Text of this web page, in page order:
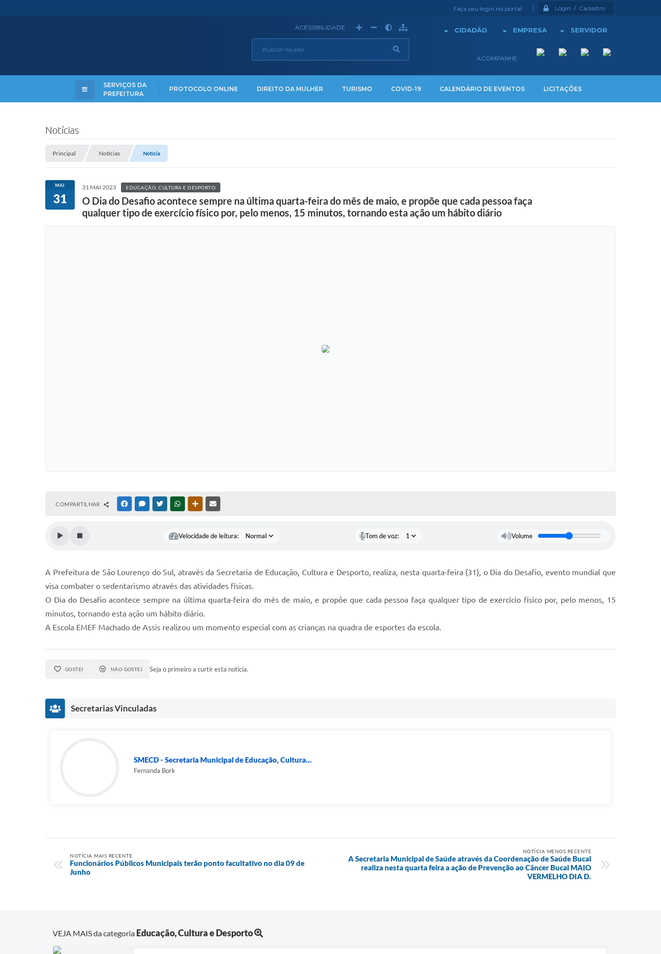
Faça seu login no portal Login / Cadastro
CIDADÃO EMPRESA SERVIDOR
ACOMPANHE
ACESSIBILIDADE
SERVIÇOS DA
PREFEITURA
PROTOCOLO ONLINE DIREITO DA MULHER TURISMO COVID-19 CALENDÁRIO DE EVENTOS LICITAÇÕES
Notícias
Principal Notícias Notícia
MAI
31
31 MAI 2023 EDUCAÇÃO, CULTURA E DESPORTO
O Dia do Desafio acontece sempre na última quarta-feira do mês de maio, e propõe que cada pessoa faça
qualquer tipo de exercício físico por, pelo menos, 15 minutos, tornando esta ação um hábito diário
COMPARTILHAR FACEBOOKMESSENGER
TWITTERWHATSAPPOUTRAS MÍDIAS
Velocidade de leitura: Tom de voz: Volume
A Prefeitura de São Lourenço do Sul, através da Secretaria de Educação, Cultura e Desporto, realiza, nesta quarta-feira (31), o Dia do Desafio, evento mundial que
visa combater o sedentarismo através das atividades físicas.
O Dia do Desafio acontece sempre na última quarta-feira do mês de maio, e propõe que cada pessoa faça qualquer tipo de exercício físico por, pelo menos, 15
minutos, tornando esta ação um hábito diário.
A Escola EMEF Machado de Assis realizou um momento especial com as crianças na quadra de esportes da escola.
GOSTEI NÃO GOSTEI Seja o primeiro a curtir esta notícia.
Secretarias Vinculadas
SMECD - Secretaria Municipal de Educação, Cultura...
Fernanda Bork
NOTÍCIA MAIS RECENTE
​​Funcionários Públicos Municipais terão ponto facultativo no dia 09 de
Junho
NOTÍCIA MENOS RECENTE
A Secretaria Municipal de Saúde através da Coordenação de Saúde Bucal
realiza nesta quarta feira a ação de Prevenção ao Câncer Bucal MAIO
VERMELHO DIA D.
VEJA MAIS da categoria Educação, Cultura e Desporto